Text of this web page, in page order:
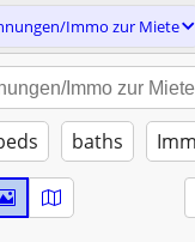
Immo zur Miete
baths